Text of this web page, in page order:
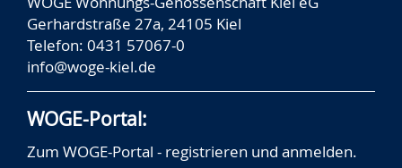
Gerhardstraße 27a, 24105 Kiel
Telefon: 0431 57067-0
info@woge-kiel.de
WOGE-Portal:
Zum WOGE-Portal - registrieren und anmelden.